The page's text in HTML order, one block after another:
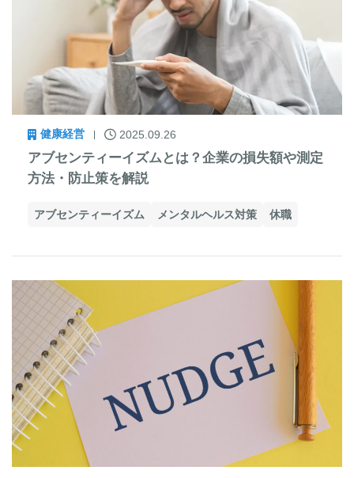
健康経営 2025.09.26
アブセンティーイズムとは？企業の損失額や測定
方法・防止策を解説
アブセンティーイズム メンタルヘルス対策 休職